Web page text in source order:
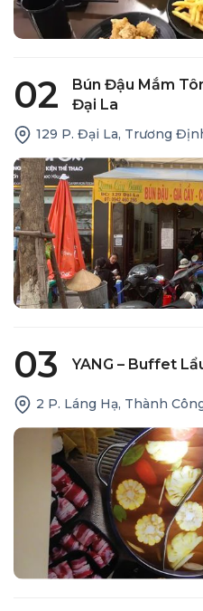
02
Bún Đậu Mắm
Đại La
129 P. Đại La, Trương
03 YANG – Buffet
2 P. Láng Hạ, Thành